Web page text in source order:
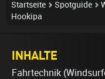
Startseite Spotguide
Hookipa
INHALTE
Fahrtechnik